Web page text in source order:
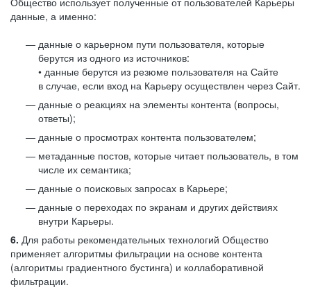
данные, а именно:
данные о карьерном пути пользователя, которые
берутся из одного из источников:
• данные берутся из резюме пользователя на Сайте
в случае, если вход на Карьеру осуществлен через Сайт.
данные о реакциях на элементы контента (вопросы,
ответы);
данные о просмотрах контента пользователем;
метаданные постов, которые читает пользователь, в том
числе их семантика;
данные о поисковых запросах в Карьере;
данные о переходах по экранам и других действиях
внутри Карьеры.
6. Для работы рекомендательных технологий Общество
применяет алгоритмы фильтрации на основе контента
(алгоритмы градиентного бустинга) и коллаборативной
фильтрации.